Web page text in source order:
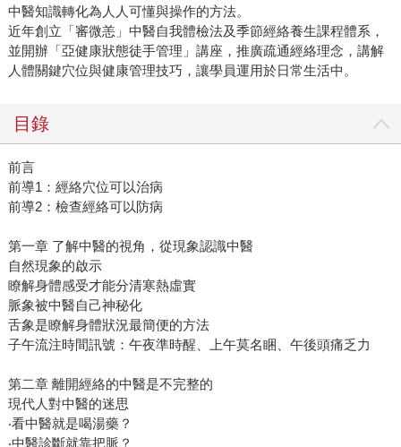
中醫知識轉化為人人可懂與操作的方法。
近年創立「審微恙」中醫自我體檢法及季節經絡養生課程體系，
並開辦「亞健康狀態徒手管理」講座，推廣疏通經絡理念，講解
人體關鍵穴位與健康管理技巧，讓學員運用於日常生活中。
目錄
前言
前導1：經絡穴位可以治病
前導2：檢查經絡可以防病
第一章 了解中醫的視角，從現象認識中醫
自然現象的啟示
瞭解身體感受才能分清寒熱虛實
脈象被中醫自己神秘化
舌象是瞭解身體狀況最簡便的方法
子午流注時間訊號：午夜準時醒、上午莫名睏、午後頭痛乏力
第二章 離開經絡的中醫是不完整的
現代人對中醫的迷思
‧看中醫就是喝湯藥？
‧中醫診斷就靠把脈？